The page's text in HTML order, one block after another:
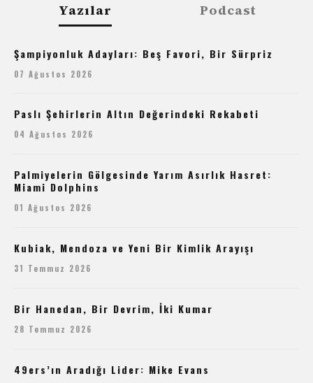
Yazılar Podcast
Şampiyonluk Adayları: Beş Favori, Bir Sürpriz
07 Ağustos 2026
Paslı Şehirlerin Altın Değerindeki Rekabeti
04 Ağustos 2026
Palmiyelerin Gölgesinde Yarım Asırlık Hasret:
Miami Dolphins
01 Ağustos 2026
Kubiak, Mendoza ve Yeni Bir Kimlik Arayışı
31 Temmuz 2026
Bir Hanedan, Bir Devrim, İki Kumar
28 Temmuz 2026
49ers’ın Aradığı Lider: Mike Evans